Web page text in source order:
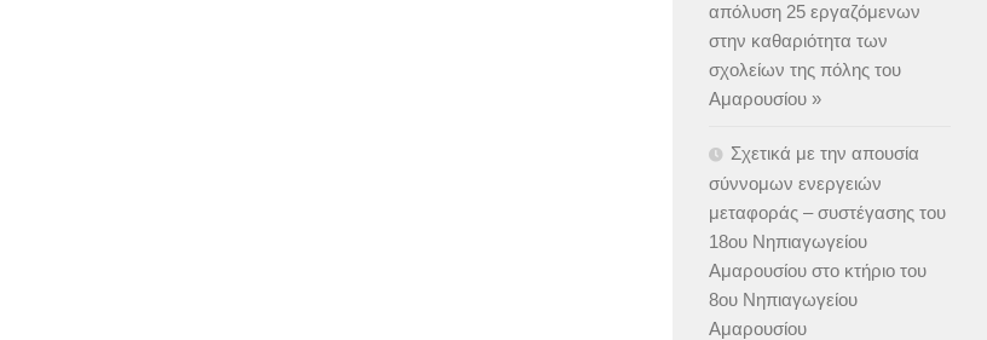
απόλυση 25 εργαζόμενων
στην καθαριότητα των
σχολείων της πόλης του
Αμαρουσίου »
Σχετικά με την απουσία
σύννομων ενεργειών
μεταφοράς – συστέγασης του
18ου Νηπιαγωγείου
Αμαρουσίου στο κτήριο του
8ου Νηπιαγωγείου
Αμαρουσίου